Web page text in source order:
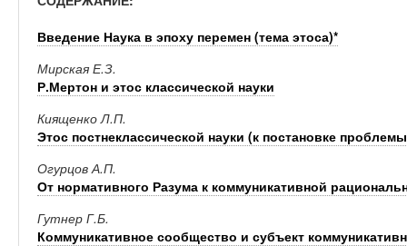
Введение Наука в эпоху перемен (тема этоса)*
Мирская Е.З.
Р.Мертон и этос классической науки
Киященко Л.П.
Этос постнеклассической науки (к постановке
Огурцов А.П.
От нормативного Разума к коммуникативной
Гутнер Г.Б.
Коммуникативное сообщество и субъект